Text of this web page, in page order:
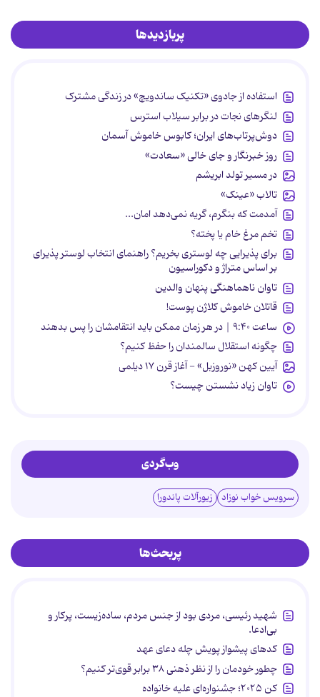
پربازدیدها
استفاده از جادوی «تکنیک ساندویچ» در زندگی مشترک
لنگرهای نجات در برابر سیلاب استرس
دوش‌پرتاب‌های ایران؛ کابوس خاموش آسمان
روز خبرنگار و جای خالی «سعادت»
در مسیر تولد ابریشم
تالاب «عینک»
آمدمت که بنگرم، گریه نمی‌دهد امان...
تخم مرغ خام یا پخته؟
برای پذیرایی چه لوستری بخریم؟ راهنمای انتخاب لوستر پذیرای
بر اساس متراژ و دکوراسیون
تاوان ناهماهنگی پنهان والدین
قاتلان خاموش کلاژن پوست!
ساعت ۹:۴۰ | در هر زمان ممکن باید انتقامشان را پس بدهند
چگونه استقلال سالمندان را حفظ کنیم؟
آیین کهن «نوروزبل» - آغاز قرن ۱۷ دیلمی
تاوان زیاد نشستن چیست؟
وب‌گردی
سرویس خواب نوزاد زیورآلات پاندورا
پربحث‌ها
شهید رئیسی، مردی بود از جنس مردم، ساده‌زیست، پرکار و
بی‌ادعا.
کدهای پیشواز پویش چله دعای عهد
چطور خودمان را از نظر ذهنی ۳۸ برابر قوی‌تر کنیم؟
کن ۲۰۲۵؛ جشنواره‌ای علیه خانواده